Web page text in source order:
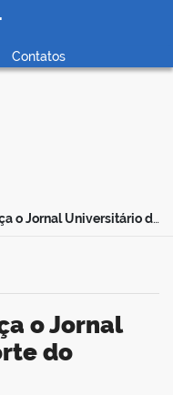
Contatos
A SUCOM UFNT lança o Jornal Universitário do Norte do Tocantins
do